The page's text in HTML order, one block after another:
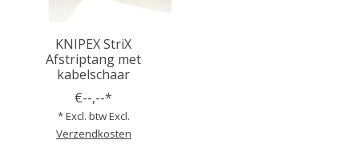
KNIPEX StriX
Afstriptang met
kabelschaar
€--,--*
* Excl. btw Excl.
Verzendkosten